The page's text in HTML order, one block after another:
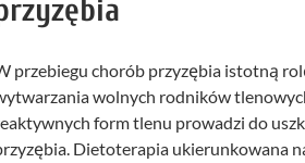
przebiegu chorób przyzębia istotną
wolnych rodników
form tlenu prowadzi do
Dietoterapia ukierunkowana